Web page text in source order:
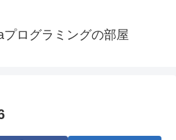
プログラミングの部屋